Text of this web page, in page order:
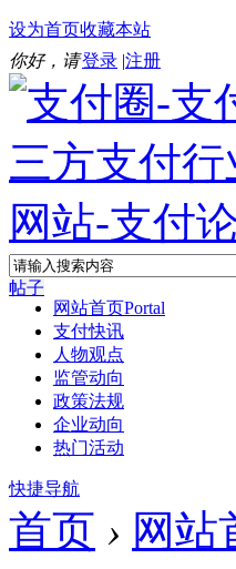
设为首页收藏本站
你好，请登录 |注册
帖子
网站首页Portal
支付快讯
人物观点
监管动向
政策法规
企业动向
热门活动
快捷导航
首页 › 网站